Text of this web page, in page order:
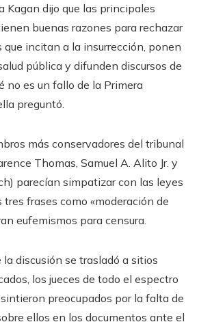
Kagan dijo que las principales
buenas razones para rechazar
que incitan a la insurrección, ponen
pública y difunden discursos de
no es un fallo de la Primera
preguntó.
más conservadores del tribunal
Thomas, Samuel A. Alito Jr. y
parecían simpatizar con las leyes
tres frases como «moderación de
eufemismos para censura.
la discusión se trasladó a sitios
los jueces de todo el espectro
preocupados por la falta de
ellos en los documentos ante el